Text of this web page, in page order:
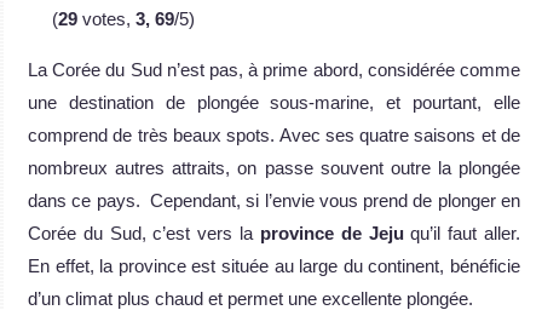
(29 votes, 3, 69/5)
La Corée du Sud n’est pas, à prime abord, considérée comme
une destination de plongée sous-marine, et pourtant, elle
comprend de très beaux spots. Avec ses quatre saisons et de
nombreux autres attraits, on passe souvent outre la plongée
dans ce pays. Cependant, si l’envie vous prend de plonger en
Corée du Sud, c’est vers la province de Jejuqu’il faut aller.
En effet, la province est située au large du continent, bénéficie
d’un climat plus chaud et permet une excellente plongée.